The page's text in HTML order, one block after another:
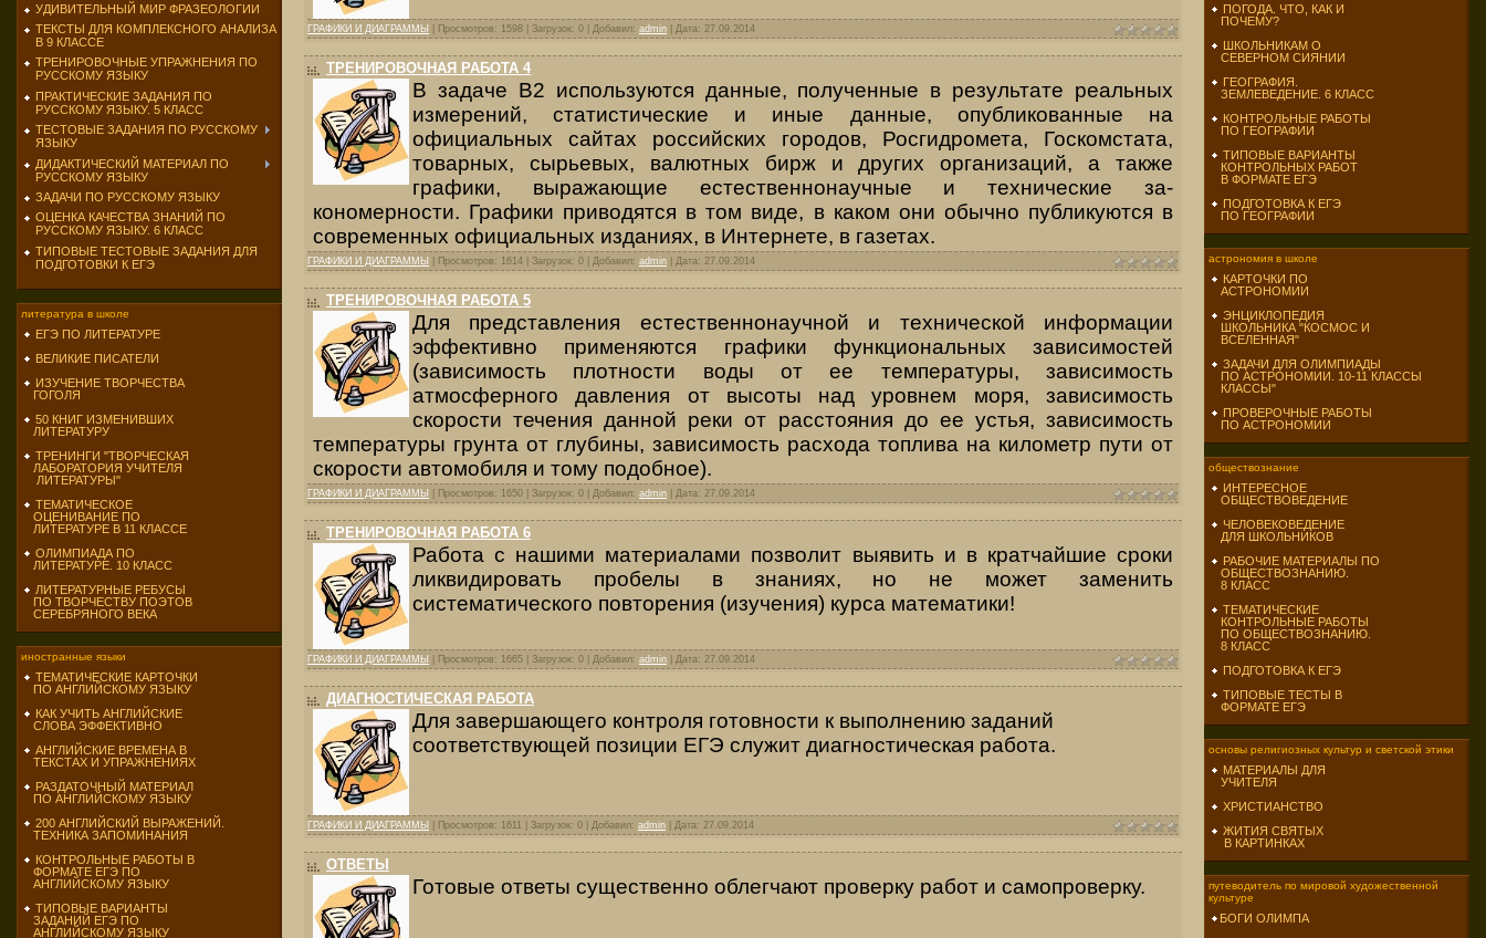
УДИВИТЕЛЬНЫЙ МИР ФРАЗЕОЛОГИИ
ТЕКСТЫ ДЛЯ КОМПЛЕКСНОГО АНАЛИЗА
В 9 КЛАССЕ
ТРЕНИРОВОЧНЫЕ УПРАЖНЕНИЯ ПО
РУССКОМУ ЯЗЫКУ
ПРАКТИЧЕСКИЕ ЗАДАНИЯ ПО
РУССКОМУ ЯЗЫКУ. 5 КЛАСС
ТЕСТОВЫЕ ЗАДАНИЯ ПО РУССКОМУ
ЯЗЫКУ
ДИДАКТИЧЕСКИЙ МАТЕРИАЛ ПО
РУССКОМУ ЯЗЫКУ
ЗАДАЧИ ПО РУССКОМУ ЯЗЫКУ
ОЦЕНКА КАЧЕСТВА ЗНАНИЙ ПО
РУССКОМУ ЯЗЫКУ. 6 КЛАСС
ТИПОВЫЕ ТЕСТОВЫЕ ЗАДАНИЯ ДЛЯ
ПОДГОТОВКИ К ЕГЭ
литература в школе
ЕГЭ ПО ЛИТЕРАТУРЕ
ВЕЛИКИЕ ПИСАТЕЛИ
ИЗУЧЕНИЕ ТВОРЧЕСТВА
ГОГОЛЯ
50 КНИГ ИЗМЕНИВШИХ
ЛИТЕРАТУРУ
ТРЕНИНГИ "ТВОРЧЕСКАЯ
ЛАБОРАТОРИЯ УЧИТЕЛЯ
ЛИТЕРАТУРЫ"
ТЕМАТИЧЕСКОЕ
ОЦЕНИВАНИЕ ПО
ЛИТЕРАТУРЕ В 11 КЛАССЕ
ОЛИМПИАДА ПО
ЛИТЕРАТУРЕ. 10 КЛАСС
ЛИТЕРАТУРНЫЕ РЕБУСЫ
ПО ТВОРЧЕСТВУ ПОЭТОВ
СЕРЕБРЯНОГО ВЕКА
иностранные языки
ТЕМАТИЧЕСКИЕ КАРТОЧКИ
ПО АНГЛИЙСКОМУ ЯЗЫКУ
КАК УЧИТЬ АНГЛИЙСКИЕ
СЛОВА ЭФФЕКТИВНО
АНГЛИЙСКИЕ ВРЕМЕНА В
ТЕКСТАХ И УПРАЖНЕНИЯХ
РАЗДАТОЧНЫЙ МАТЕРИАЛ
ПО АНГЛИЙСКОМУ ЯЗЫКУ
200 АНГЛИЙСКИЙ ВЫРАЖЕНИЙ.
ТЕХНИКА ЗАПОМИНАНИЯ
КОНТРОЛЬНЫЕ РАБОТЫ В
ФОРМАТЕ ЕГЭ ПО
АНГЛИЙСКОМУ ЯЗЫКУ
ТИПОВЫЕ ВАРИАНТЫ
ЗАДАНИЙ ЕГЭ ПО
АНГЛИЙСКОМУ ЯЗЫКУ
ГРАФИКИ И ДИАГРАММЫ | Просмотров: 1598 | Загрузок: 0 | Добавил: admin | Дата: 27.09.2014
ТРЕНИРОВОЧНАЯ РАБОТА 4
В задаче В2 используются данные, полученные в результате реальных
измерений, статистические и иные данные, опубликованные на
официальных сайтах российских городов, Росгидромета, Госкомстата,
товарных, сырьевых, валютных бирж и других организаций, а также
графики, выражающие естественнонаучные и технические за­
кономерности. Графики приводятся в том виде, в каком они обычно публикуются в
современных официальных изданиях, в Интернете, в газетах.
ГРАФИКИ И ДИАГРАММЫ | Просмотров: 1614 | Загрузок: 0 | Добавил: admin | Дата: 27.09.2014
ТРЕНИРОВОЧНАЯ РАБОТА 5
Для представления естественнонаучной и технической информации
эффективно применяются графики функциональных зависимостей
(зависимость плотности воды от ее температуры, зависимость
атмосферного давления от высоты над уровнем моря, зависимость
скорости течения данной реки от расстояния до ее устья, зависимость
температуры грунта от глубины, зависимость расхода топлива на километр пути от
скорости автомобиля и тому подобное).
ГРАФИКИ И ДИАГРАММЫ | Просмотров: 1650 | Загрузок: 0 | Добавил: admin | Дата: 27.09.2014
ТРЕНИРОВОЧНАЯ РАБОТА 6
Работа с нашими материалами позволит выявить и в кратчайшие сроки
ликвидировать пробелы в знаниях, но не может заменить
систематического повторения (изучения) курса математики!
ГРАФИКИ И ДИАГРАММЫ | Просмотров: 1665 | Загрузок: 0 | Добавил: admin | Дата: 27.09.2014
ДИАГНОСТИЧЕСКАЯ РАБОТА
Для завершающего контроля готовности к выполнению заданий
соответствующей позиции ЕГЭ служит диагностическая работа.
ГРАФИКИ И ДИАГРАММЫ | Просмотров: 1611 | Загрузок: 0 | Добавил: admin | Дата: 27.09.2014
ОТВЕТЫ
Готовые ответы существенно облегчают проверку работ и самопроверку.
ПОГОДА. ЧТО, КАК И
ПОЧЕМУ?
ШКОЛЬНИКАМ О
СЕВЕРНОМ СИЯНИИ
ГЕОГРАФИЯ.
ЗЕМЛЕВЕДЕНИЕ. 6 КЛАСС
КОНТРОЛЬНЫЕ РАБОТЫ
ПО ГЕОГРАФИИ
ТИПОВЫЕ ВАРИАНТЫ
КОНТРОЛЬНЫХ РАБОТ
В ФОРМАТЕ ЕГЭ
ПОДГОТОВКА К ЕГЭ
ПО ГЕОГРАФИИ
астрономия в школе
КАРТОЧКИ ПО
АСТРОНОМИИ
ЭНЦИКЛОПЕДИЯ
ШКОЛЬНИКА "КОСМОС И
ВСЕЛЕННАЯ"
ЗАДАЧИ ДЛЯ ОЛИМПИАДЫ
ПО АСТРОНОМИИ. 10-11 КЛАССЫ
КЛАССЫ"
ПРОВЕРОЧНЫЕ РАБОТЫ
ПО АСТРОНОМИИ
обществознание
ИНТЕРЕСНОЕ
ОБЩЕСТВОВЕДЕНИЕ
ЧЕЛОВЕКОВЕДЕНИЕ
ДЛЯ ШКОЛЬНИКОВ
РАБОЧИЕ МАТЕРИАЛЫ ПО
ОБЩЕСТВОЗНАНИЮ.
8 КЛАСС
ТЕМАТИЧЕСКИЕ
КОНТРОЛЬНЫЕ РАБОТЫ
ПО ОБЩЕСТВОЗНАНИЮ.
8 КЛАСС
ПОДГОТОВКА К ЕГЭ
ТИПОВЫЕ ТЕСТЫ В
ФОРМАТЕ ЕГЭ
основы религиозных культур и светской этики
МАТЕРИАЛЫ ДЛЯ
УЧИТЕЛЯ
ХРИСТИАНСТВО
ЖИТИЯ СВЯТЫХ
В КАРТИНКАХ
путеводитель по мировой художественной
культуре
БОГИ ОЛИМПА